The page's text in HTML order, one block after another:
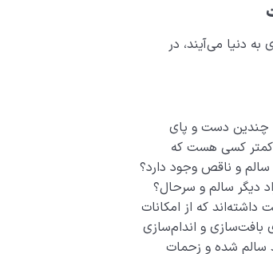
دنیا می‌آیند، در
چندین دست و پای
کمتر کسی هست که
و ناقص وجود دارد؟
دیگر سالم و سرحال؟
که از امکانات
بافت‌سازی و اندام‌سازی
سالم شده و زحمات